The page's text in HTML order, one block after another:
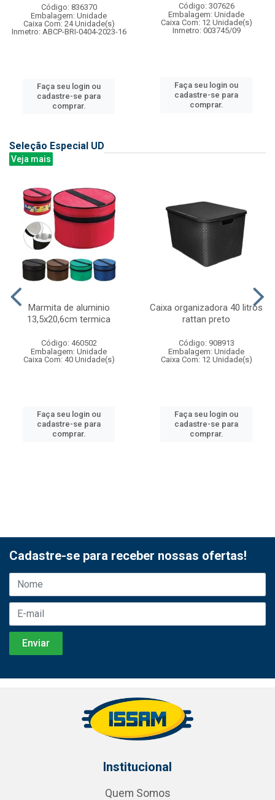
Código: 836370
Embalagem: Unidade
Caixa Com: 24 Unidade(s)
Inmetro: ABCP-BRI-0404-2023-16
Faça seu login ou
cadastre-se para
comprar.
Código: 307626
Embalagem: Unidade
Caixa Com: 12 Unidade(s)
Inmetro: 003745/09
Faça seu login ou
cadastre-se para
comprar.
Seleção Especial UD
Veja mais
Marmita de aluminio
13,5x20,6cm termica
Código: 460502
Embalagem: Unidade
Caixa Com: 40 Unidade(s)
Faça seu login ou
cadastre-se para
comprar.
Caixa organizadora 40 litros
rattan preto
Código: 908913
Embalagem: Unidade
Caixa Com: 12 Unidade(s)
Faça seu login ou
cadastre-se para
comprar.
Cadastre-se para receber nossas ofertas!
Institucional
Quem Somos